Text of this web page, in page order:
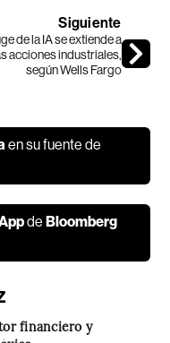
Siguiente
de la IA se extiende a
acciones industriales,
según Wells Fargo
en su fuente de
de Bloomberg
financiero y